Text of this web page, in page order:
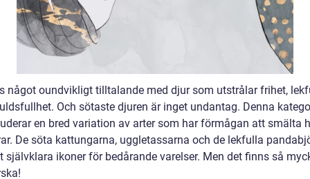
något oundvikligt tilltalande med djur som utstrålar frihet,
Och sötaste djuren är inget undantag. Denna
en bred variation av arter som har förmågan att smälta
De söta kattungarna, uggletassarna och de lekfulla
självklara ikoner för bedårande varelser. Men det finns så